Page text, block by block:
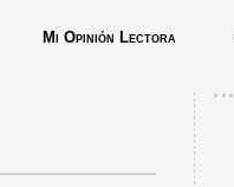
Mi Opinión Lectora